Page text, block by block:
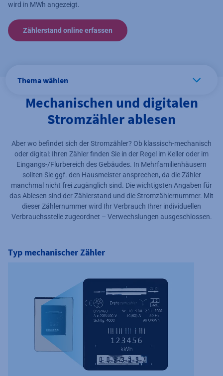
wird in MWh angezeigt.
Zählerstand online erfassen
Thema wählen
Mechanischen und digitalen
Stromzähler ablesen
Aber wo befindet sich der Stromzähler? Ob klassisch-mechanisch
oder digital: Ihren Zähler finden Sie in der Regel im Keller oder im
Eingangs-/Flurbereich des Gebäudes. In Mehrfamilienhäusern
sollten Sie ggf. den Hausmeister ansprechen, da die Zähler
manchmal nicht frei zugänglich sind. Die wichtigsten Angaben für
das Ablesen sind der Zählerstand und die Stromzählernummer. Mit
dieser Zählernummer wird Ihr Verbrauch Ihrer individuellen
Verbrauchsstelle zugeordnet – Verwechslungen ausgeschlossen.
Typ mechanischer Zähler